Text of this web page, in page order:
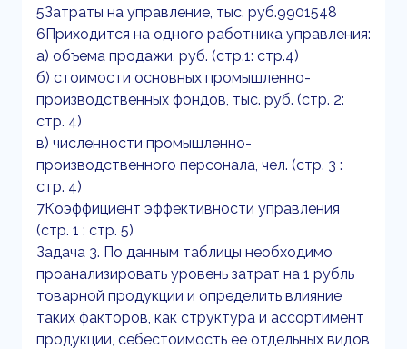
5Затраты на управление, тыс. руб.9901548
6Приходится на одного работника управления:
а) объема продажи, руб. (стр.1: стр.4)
б) стоимости основных промышленно-
производственных фондов, тыс. руб. (стр. 2:
стр. 4)
в) численности промышленно-
производственного персонала, чел. (стр. 3 :
стр. 4)
7Коэффициент эффективности управления
(стр. 1 : стр. 5)
Задача 3. По данным таблицы необходимо
проанализировать уровень затрат на 1 рубль
товарной продукции и определить влияние
таких факторов, как структура и ассортимент
продукции, себестоимость ее отдельных видов